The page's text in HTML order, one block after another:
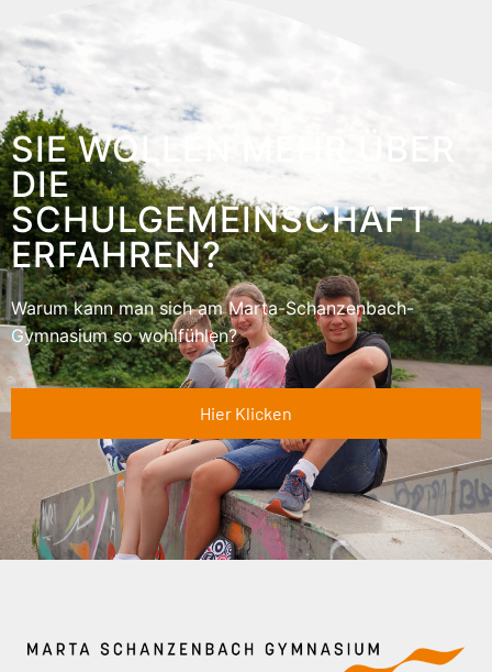
SIE WOLLEN MEHR ÜBER
DIE
SCHULGEMEINSCHAFT
ERFAHREN?
Warum kann man sich am Marta-Schanzenbach-
Gymnasium so wohlfühlen?
Hier Klicken